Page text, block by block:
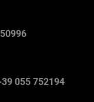
055 752194